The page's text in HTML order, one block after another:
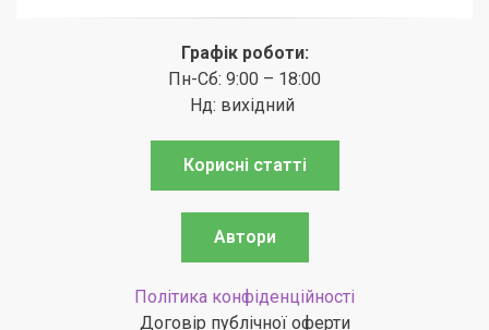
Графік роботи:
Пн-Сб: 9:00 – 18:00
Нд: вихідний
Корисні статті
Автори
Політика конфіденційності
Договір публічної оферти